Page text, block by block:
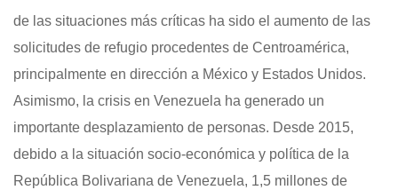
de las situaciones más críticas ha sido el aumento de las
solicitudes de refugio procedentes de Centroamérica,
principalmente en dirección a México y Estados Unidos.
Asimismo, la crisis en Venezuela ha generado un
importante desplazamiento de personas. Desde 2015,
debido a la situación socio-económica y política de la
República Bolivariana de Venezuela, 1,5 millones de